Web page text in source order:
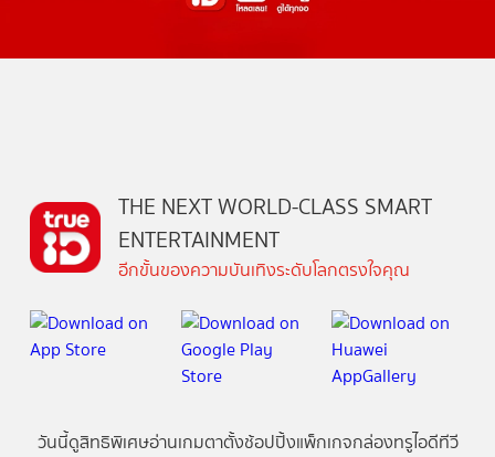
THE NEXT WORLD-CLASS SMART
ENTERTAINMENT
อีกขั้นของความบันเทิงระดับโลกตรงใจคุณ
วันนี้ดูสิทธิพิเศษอ่านเกมตาตั้งช้อปปิ้งแพ็กเกจกล่องทรูไอดีทีวี